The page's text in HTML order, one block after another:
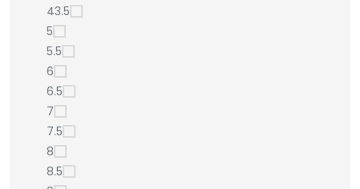
43.5
5
5.5
6
6.5
7
7.5
8
8.5